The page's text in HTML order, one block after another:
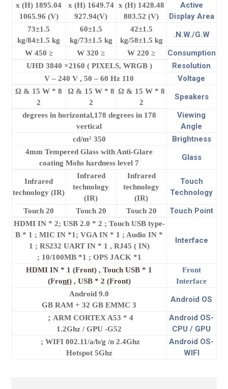
Active
Display Area
1428.48 (H) x
803.52 (V)
1649.74 (H) x
927.94(V)
1895.04 (H) x
1065.96 (V)
N.W./G.W.
42±1.5
kg/58±1.5 kg
60±1.5
kg/73±1.5 kg
73±1.5
kg/84±1.5 kg
Consumption
≤ 220 W
≤ 320 W
≤ 450 W
Resolution
UHD 3840 ×2160 ( PIXELS, WRGB )
Voltage
110 V – 240 V , 50 – 60 Hz
Speakers
8 Ω & 15 W *
2
8 Ω & 15 W *
2
8 Ω & 15 W *
2
Viewing
Angle
178 degrees in horizontal,178 degrees in
vertical
Brightness
350 cd/m²
Glass
4mm Tempered Glass with Anti-Glare
coating Mohs hardness level 7
Touch
Technology
Infrared
technology
(IR)
Infrared
technology
(IR)
Infrared
technology (IR)
Touch Point
20 Touch
20 Touch
20 Touch
Interface
HDMI IN * 2; USB 2.0 * 2 ; Touch USB type-
B * 1 ; MIC IN *1; VGA IN * 1 ; Audio IN *
1 ; RS232 UART IN * 1 , RJ45 ( IN)
10/100MB *1 ; OPS JACK *1 ;
Front
Interface
HDMI IN * 1 (Front) , Touch USB * 1
(Front), USB * 2 (Front)
Android OS
Android 9.0
3 GB RAM + 32 GB EMMC
Android OS-
CPU / GPU
ARM CORTEX A53 * 4；
1.2Ghz / GPU -G52
Android OS-
WIFI
WIFI 802.11/a/b/g /n 2.4Ghz ;
Hotspot 5Ghz